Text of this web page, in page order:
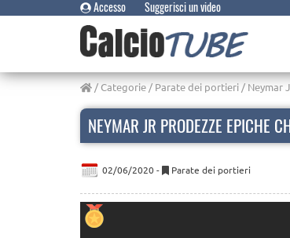
Accesso Suggerisci un video
/Categorie/ Parate dei portieri/ Neymar
NEYMAR JR PRODEZZE EPICHE
02/06/2020 - Parate dei portieri